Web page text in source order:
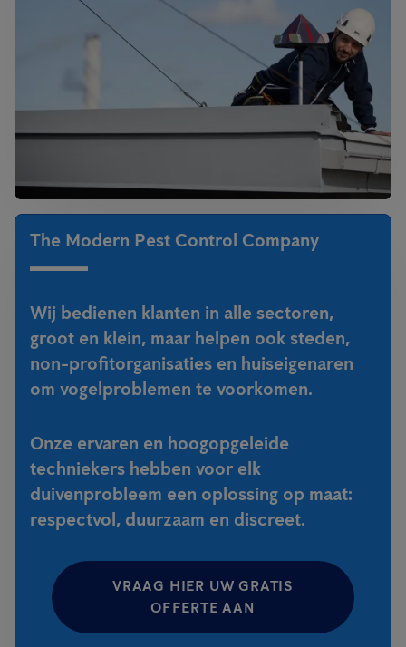
The Modern Pest Control Company
Wij bedienen klanten in alle sectoren,
groot en klein, maar helpen ook steden,
non-profitorganisaties en huiseigenaren
om vogelproblemen te voorkomen.
Onze ervaren en hoogopgeleide
techniekers hebben voor elk
duivenprobleem een oplossing op maat:
respectvol, duurzaam en discreet.
VRAAG HIER UW GRATIS
OFFERTE AAN